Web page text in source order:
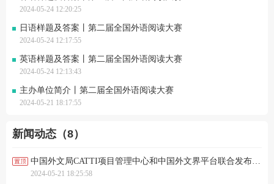
2024-05-24 12:20:25
日语样题及答案丨第二届全国外语阅读大赛
2024-05-24 12:17:55
英语样题及答案丨第二届全国外语阅读大赛
2024-05-24 12:13:43
主办单位简介丨第二届全国外语阅读大赛
2024-05-21 18:17:55
新闻动态（8）
中国外文局CATTI项目管理中心和中国外文界平台联合发布《2023国内翻译赛事发展评估报告》
2024-05-21 18:25:58